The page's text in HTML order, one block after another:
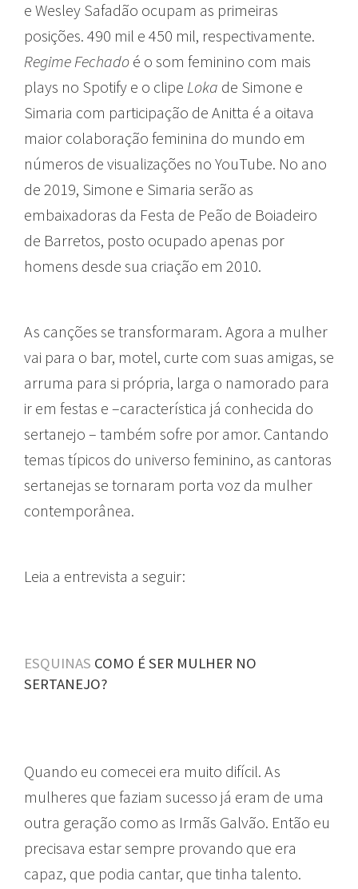
e Wesley Safadão ocupam as primeiras
posições. 490 mil e 450 mil, respectivamente.
Regime Fechado é o som feminino com mais
plays no Spotify e o clipe Loka de Simone e
Simaria com participação de Anitta é a oitava
maior colaboração feminina do mundo em
números de visualizações no YouTube. No ano
de 2019, Simone e Simaria serão as
embaixadoras da Festa de Peão de Boiadeiro
de Barretos, posto ocupado apenas por
homens desde sua criação em 2010.
As canções se transformaram. Agora a mulher
vai para o bar, motel, curte com suas amigas, se
arruma para si própria, larga o namorado para
ir em festas e –característica já conhecida do
sertanejo – também sofre por amor. Cantando
temas típicos do universo feminino, as cantoras
sertanejas se tornaram porta voz da mulher
contemporânea.
Leia a entrevista a seguir:
ESQUINAS COMO É SER MULHER NO
SERTANEJO?
Quando eu comecei era muito difícil. As
mulheres que faziam sucesso já eram de uma
outra geração como as Irmãs Galvão. Então eu
precisava estar sempre provando que era
capaz, que podia cantar, que tinha talento.